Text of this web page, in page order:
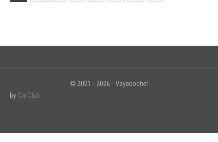
© 2001 - 2026 - Vayacoche!
by CarClub